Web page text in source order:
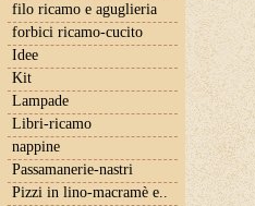
filo ricamo e aguglieria
forbici ricamo-cucito
Idee
Kit
Lampade
Libri-ricamo
nappine
Passamanerie-nastri
Pizzi in lino-macramè e..